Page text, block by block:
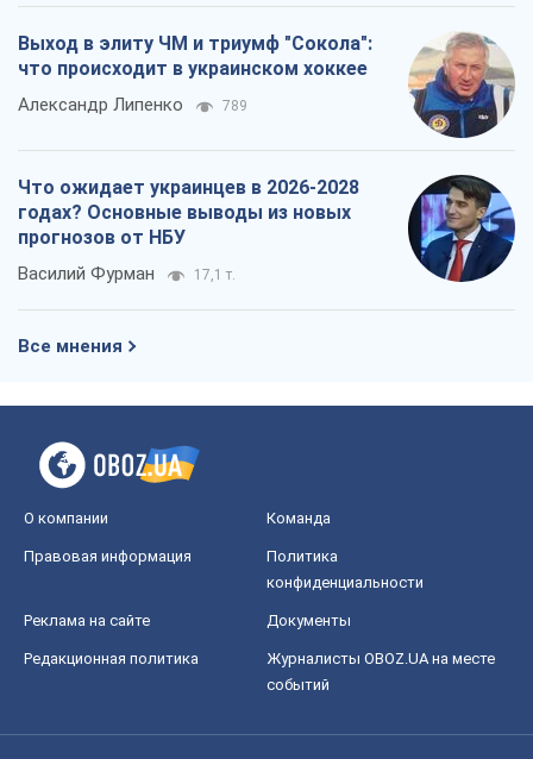
Выход в элиту ЧМ и триумф "Сокола":
что происходит в украинском хоккее
Александр Липенко 789
Что ожидает украинцев в 2026-2028
годах? Основные выводы из новых
прогнозов от НБУ
Василий Фурман 17,1 т.
Все мнения
О компании Команда
Правовая информация
Политика
конфиденциальности
Реклама на сайте Документы
Редакционная политика
Журналисты OBOZ.UA на месте
событий